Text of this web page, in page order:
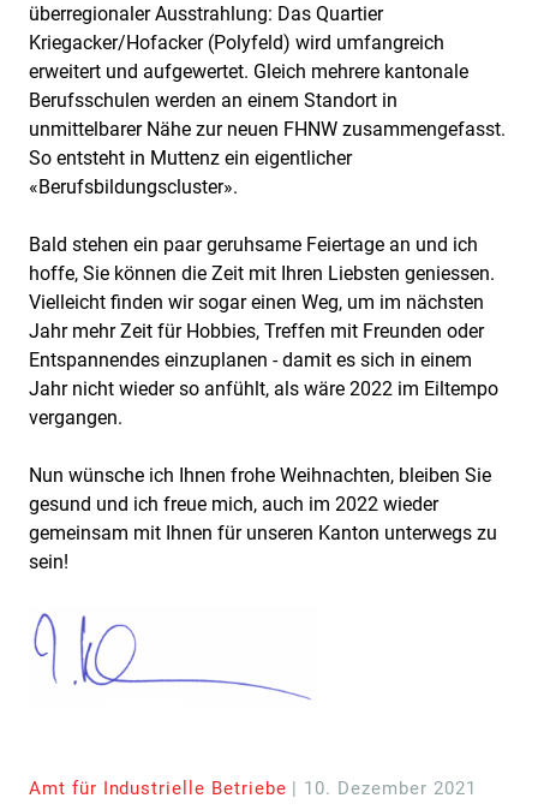
überregionaler Ausstrahlung: Das Quartier
Kriegacker/Hofacker (Polyfeld) wird umfangreich
erweitert und aufgewertet. Gleich mehrere kantonale
Berufsschulen werden an einem Standort in
unmittelbarer Nähe zur neuen FHNW zusammengefasst.
So entsteht in Muttenz ein eigentlicher
«Berufsbildungscluster».
Bald stehen ein paar geruhsame Feiertage an und ich
hoffe, Sie können die Zeit mit Ihren Liebsten geniessen.
Vielleicht finden wir sogar einen Weg, um im nächsten
Jahr mehr Zeit für Hobbies, Treffen mit Freunden oder
Entspannendes einzuplanen - damit es sich in einem
Jahr nicht wieder so anfühlt, als wäre 2022 im Eiltempo
vergangen.
Nun wünsche ich Ihnen frohe Weihnachten, bleiben Sie
gesund und ich freue mich, auch im 2022 wieder
gemeinsam mit Ihnen für unseren Kanton unterwegs zu
sein!
Amt für Industrielle Betriebe | 10. Dezember 2021